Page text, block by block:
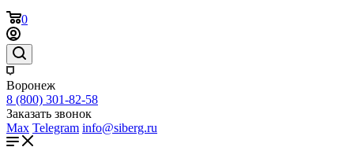
0
Воронеж
8 (800) 301-82-58
Заказать звонок
Max Telegram info@siberg.ru